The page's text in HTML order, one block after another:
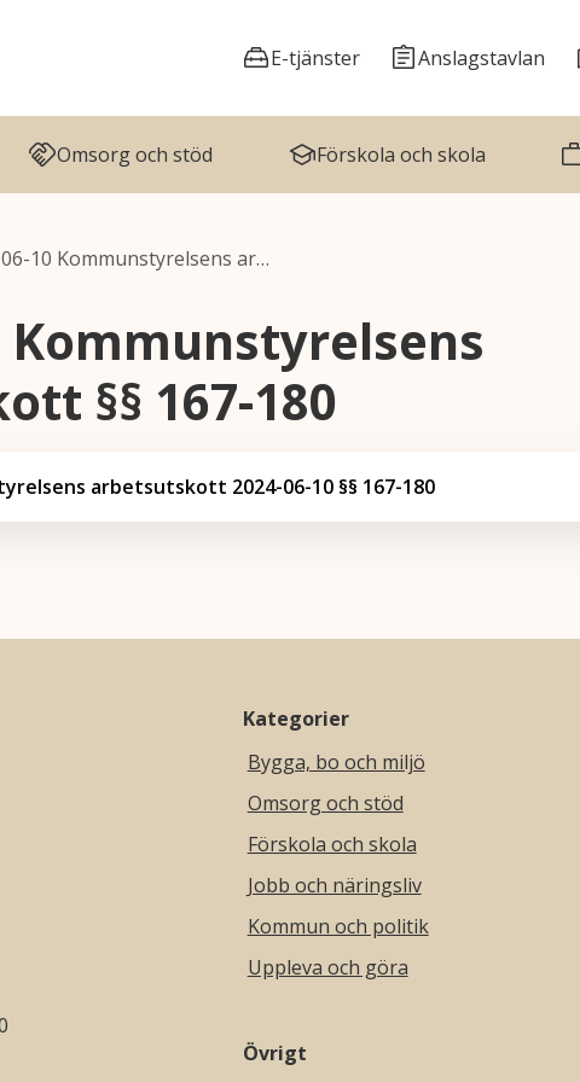
E-tjänster Anslagstavlan
Omsorg och stöd Förskola och skola
10 Kommunstyrelsens ar…
Kommunstyrelsens
§§ 167-180
arbetsutskott 2024-06-10 §§ 167-180
Kategorier
Bygga, bo och miljö
Omsorg och stöd
Förskola och skola
Jobb och näringsliv
Kommun och politik
Uppleva och göra
Övrigt